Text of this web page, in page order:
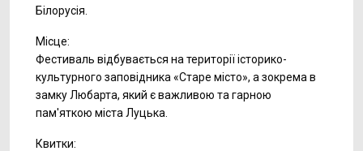
Білорусія.
Місце:
Фестиваль відбувається на території історико-
культурного заповідника «Старе місто», а зокрема в
замку Любарта, який є важливою та гарною
пам'яткою міста Луцька.
Квитки: